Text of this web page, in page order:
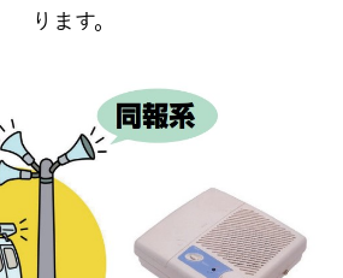
ります。